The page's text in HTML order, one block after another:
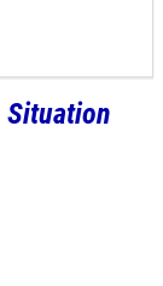
Situation